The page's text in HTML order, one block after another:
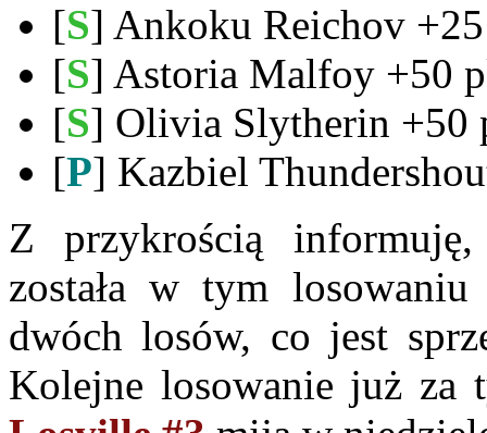
[S] Ankoku Reichov
[S] Astoria Malfoy +50
[S] Olivia Slytherin +50
[P] Kazbiel
Z przykrością
została w tym
dwóch losów, co jest
Kolejne losowanie już za